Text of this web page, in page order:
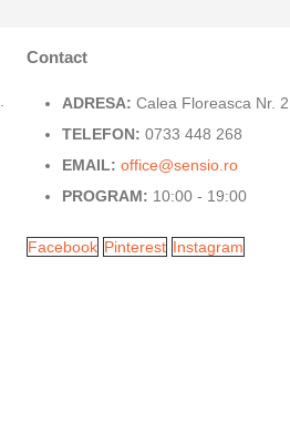
Contact
ADRESA: Calea Floreasca Nr.
TELEFON: 0733 448 268
EMAIL: office@sensio.ro
PROGRAM: 10:00 - 19:00
Facebook Pinterest Instagram